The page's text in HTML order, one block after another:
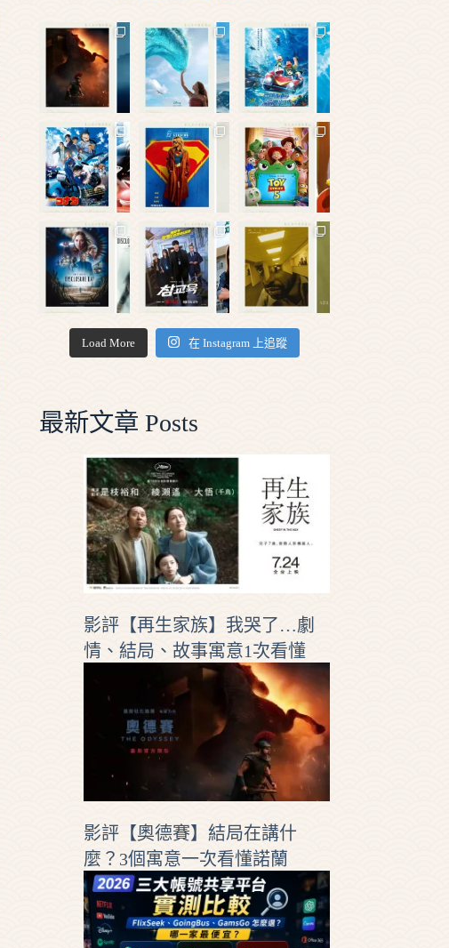
Load More 在 Instagram 上追蹤
最新文章 Posts
影評【再生家族】我哭了…劇
情、結局、故事寓意1次看懂
影評【奧德賽】結局在講什
麼？3個寓意一次看懂諾蘭